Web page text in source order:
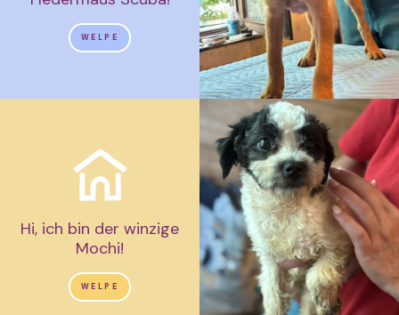
WELPE
Hi, ich bin der winzige
Mochi!
WELPE